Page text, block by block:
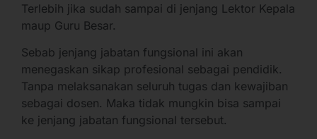
Terlebih jika sudah sampai di jenjang Lektor Kepala
maup Guru Besar.
Sebab jenjang jabatan fungsional ini akan
menegaskan sikap profesional sebagai pendidik.
Tanpa melaksanakan seluruh tugas dan kewajiban
sebagai dosen. Maka tidak mungkin bisa sampai
ke jenjang jabatan fungsional tersebut.